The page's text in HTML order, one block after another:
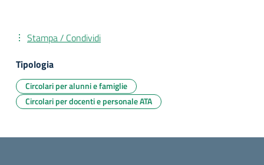
Stampa / Condividi
Tipologia
Circolari per alunni e famiglie
Circolari per docenti e personale ATA